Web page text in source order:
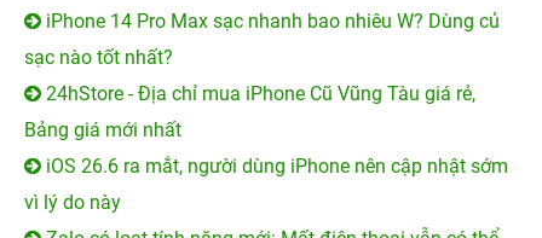
iPhone 14 Pro Max sạc nhanh bao nhiêu W? Dùng củ
sạc nào tốt nhất?
24hStore - Địa chỉ mua iPhone Cũ Vũng Tàu giá rẻ,
Bảng giá mới nhất
iOS 26.6 ra mắt, người dùng iPhone nên cập nhật sớm
vì lý do này